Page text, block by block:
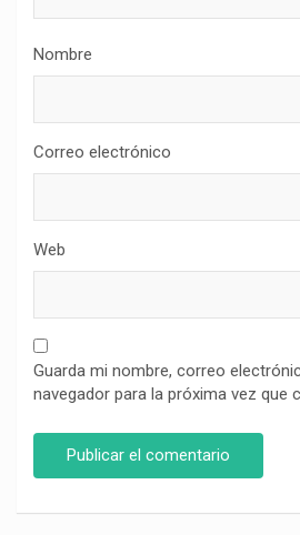
Nombre
Correo electrónico
Web
Guarda mi nombre, correo
navegador para la próxima vez que